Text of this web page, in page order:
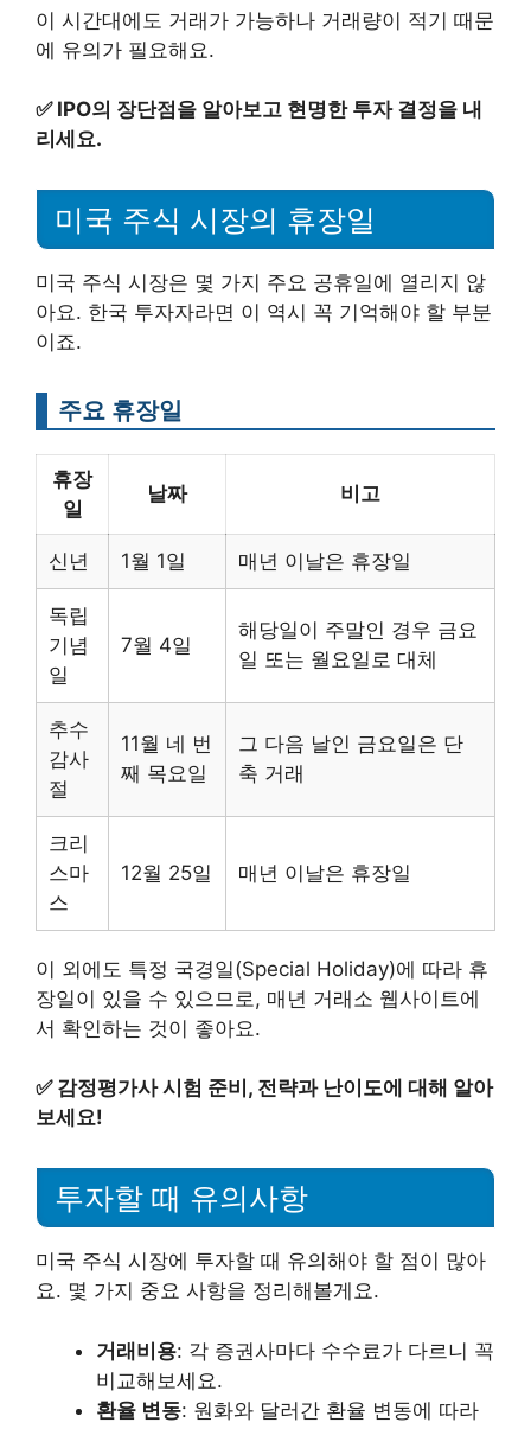
이 시간대에도 거래가 가능하나 거래량이 적기 때문
에 유의가 필요해요.
✅ IPO의 장단점을 알아보고 현명한 투자 결정을 내
리세요.
미국 주식 시장의 휴장일
미국 주식 시장은 몇 가지 주요 공휴일에 열리지 않
아요. 한국 투자자라면 이 역시 꼭 기억해야 할 부분
이죠.
주요 휴장일
휴장
일
날짜 비고
신년 1월 1일 매년 이날은 휴장일
독립
기념
일
7월 4일
해당일이 주말인 경우 금요
일 또는 월요일로 대체
추수
감사
절
11월 네 번
째 목요일
그 다음 날인 금요일은 단
축 거래
크리
스마
스
12월 25일 매년 이날은 휴장일
이 외에도 특정 국경일(Special Holiday)에 따라 휴
장일이 있을 수 있으므로, 매년 거래소 웹사이트에
서 확인하는 것이 좋아요.
✅ 감정평가사 시험 준비, 전략과 난이도에 대해 알아
보세요!
투자할 때 유의사항
미국 주식 시장에 투자할 때 유의해야 할 점이 많아
요. 몇 가지 중요 사항을 정리해볼게요.
거래비용: 각 증권사마다 수수료가 다르니 꼭
비교해보세요.
환율 변동: 원화와 달러간 환율 변동에 따라